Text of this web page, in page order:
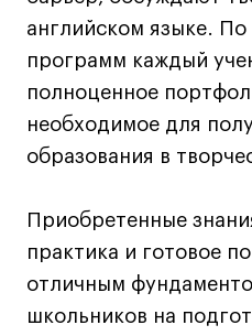
Связи с индустрией
Вакансии
Контакты
Поступающим
Стоимость обучения
Иностранным
График учебного года
Вопросы и ответы
английском языке. По
программ каждый
полноценное
необходимое для
образования в
Приобретенные
практика и готовое
отличным
школьников на